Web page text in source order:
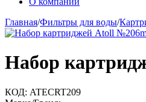
Главная/Фильтры для воды/
Набор
КОД: ATECRT209